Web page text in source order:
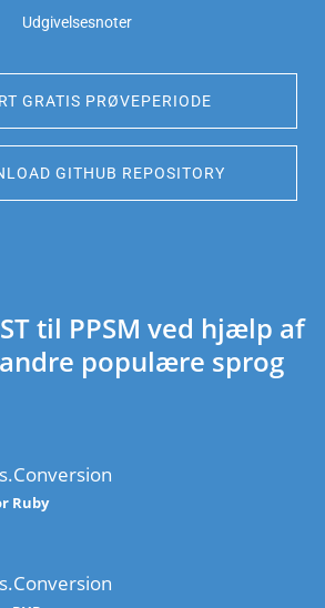
Udgivelsesnoter
GRATIS PRØVEPERIODE
GITHUB REPOSITORY
til PPSM ved hjælp af
andre populære sprog
Ruby